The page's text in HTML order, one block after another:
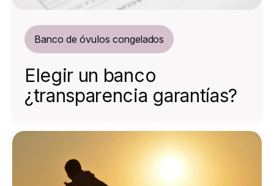
Banco de óvulos congelados
Elegir un banco
¿transparencia garantías?